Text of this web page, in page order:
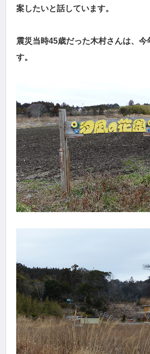
案したいと話しています。
震災当時45歳だった木村さんは、今
す。